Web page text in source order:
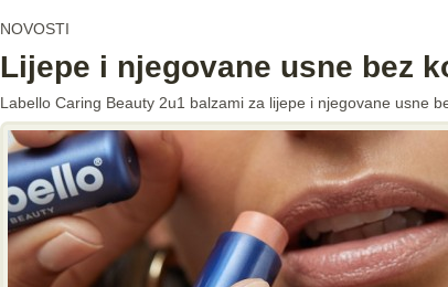
NOVOSTI
Lijepe i njegovane usne bez
Labello Caring Beauty 2u1 balzami za lijepe i njegovane usne